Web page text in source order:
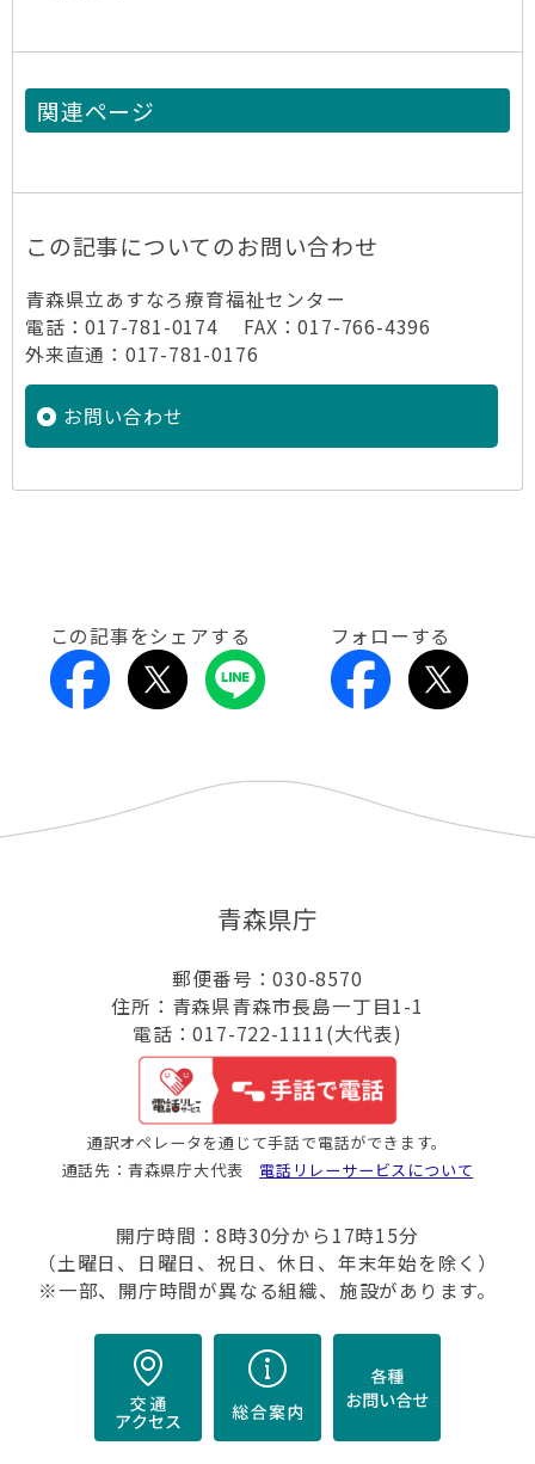
関連ページ
この記事についてのお問い合わせ
青森県立あすなろ療育福祉センター
電話：017-781-0174 FAX：017-766-4396
外来直通：017-781-0176
お問い合わせ
この記事をシェアする フォローする
青森県庁
郵便番号：030-8570
住所：青森県青森市長島一丁目1-1
電話：017-722-1111(大代表)
通訳オペレータを通じて手話で電話ができます。
通話先：青森県庁大代表 電話リレーサービスについて
開庁時間：8時30分から17時15分
（土曜日、日曜日、祝日、休日、年末年始を除く）
※一部、開庁時間が異なる組織、施設があります。